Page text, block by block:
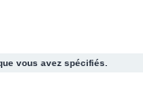
vous avez spécifiés.